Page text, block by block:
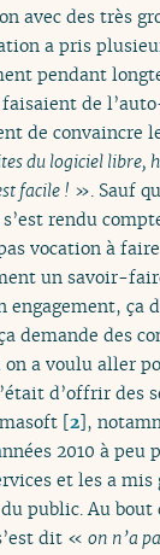
avec des très
a pris
pendant
de
de convaincre
du logiciel libre,
facile ! ». Sauf
rendu
vocation à
un savoir-
engagement, ça
demande des
on a voulu aller
d’offrir des
[2],
2010 à peu
et les a
public. Au bout
dit «on n’a